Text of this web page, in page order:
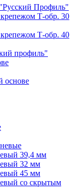
Профиль"
Т-обр. 30
Т-обр. 40
профиль"
основе
39,4 мм
32 мм
45 мм
со скрытым